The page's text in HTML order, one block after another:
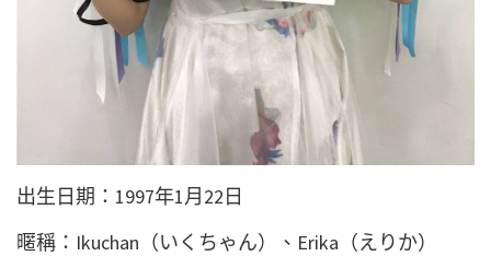
出生日期：1997年1月22日
暱稱：Ikuchan（いくちゃん）、Erika（えりか）